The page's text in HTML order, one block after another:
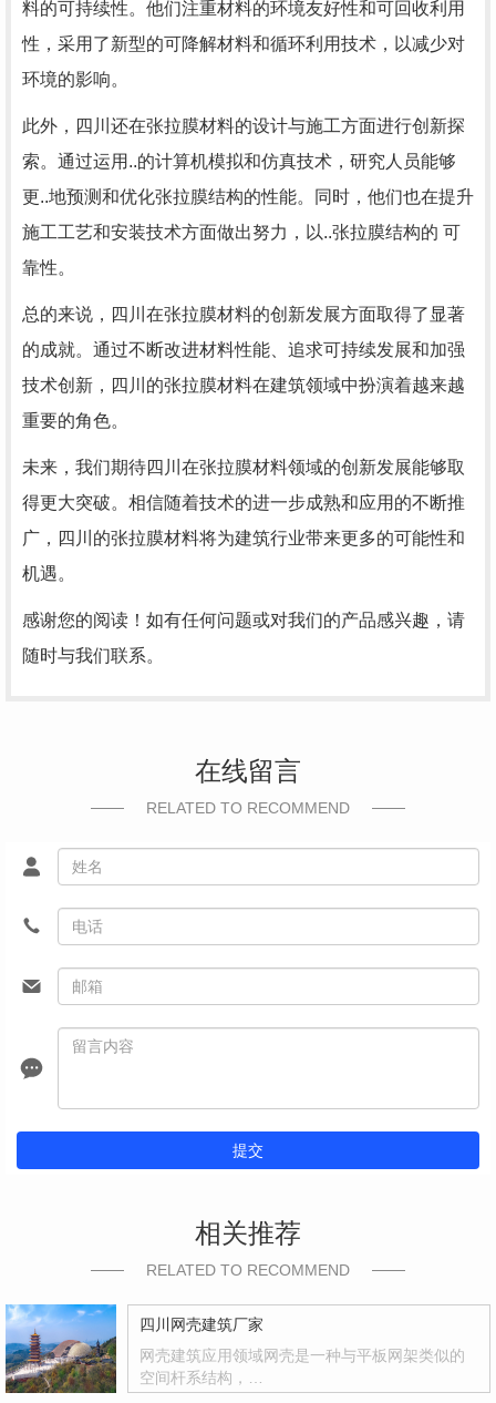
料的可持续性。他们注重材料的环境友好性和可回收利用
性，采用了新型的可降解材料和循环利用技术，以减少对
环境的影响。
此外，四川还在张拉膜材料的设计与施工方面进行创新探
索。通过运用..的计算机模拟和仿真技术，研究人员能够
更..地预测和优化张拉膜结构的性能。同时，他们也在提升
施工工艺和安装技术方面做出努力，以..张拉膜结构的 可
靠性。
总的来说，四川在张拉膜材料的创新发展方面取得了显著
的成就。通过不断改进材料性能、追求可持续发展和加强
技术创新，四川的张拉膜材料在建筑领域中扮演着越来越
重要的角色。
未来，我们期待四川在张拉膜材料领域的创新发展能够取
得更大突破。相信随着技术的进一步成熟和应用的不断推
广，四川的张拉膜材料将为建筑行业带来更多的可能性和
机遇。
感谢您的阅读！如有任何问题或对我们的产品感兴趣，请
随时与我们联系。
在线留言
RELATED TO RECOMMEND
提交
相关推荐
RELATED TO RECOMMEND
四川网壳建筑厂家
网壳建筑应用领域网壳是一种与平板网架类似的
空间杆系结构，…